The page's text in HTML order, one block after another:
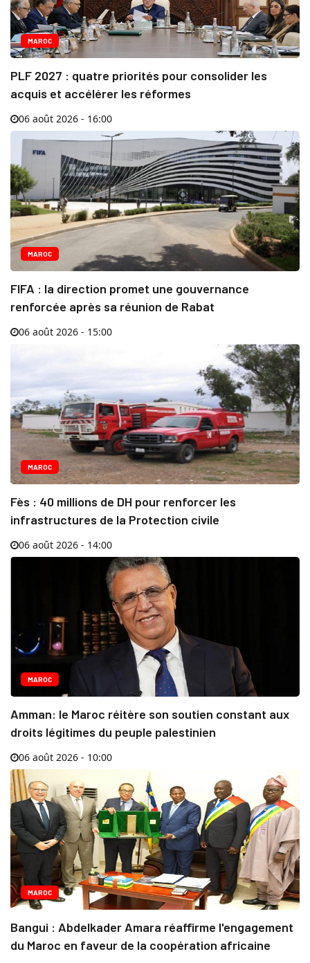
MAROC
PLF 2027 : quatre priorités pour consolider les
acquis et accélérer les réformes
06 août 2026 - 16:00
MAROC
FIFA : la direction promet une gouvernance
renforcée après sa réunion de Rabat
06 août 2026 - 15:00
MAROC
Fès : 40 millions de DH pour renforcer les
infrastructures de la Protection civile
06 août 2026 - 14:00
MAROC
Amman: le Maroc réitère son soutien constant aux
droits légitimes du peuple palestinien
06 août 2026 - 10:00
MAROC
Bangui : Abdelkader Amara réaffirme l'engagement
du Maroc en faveur de la coopération africaine